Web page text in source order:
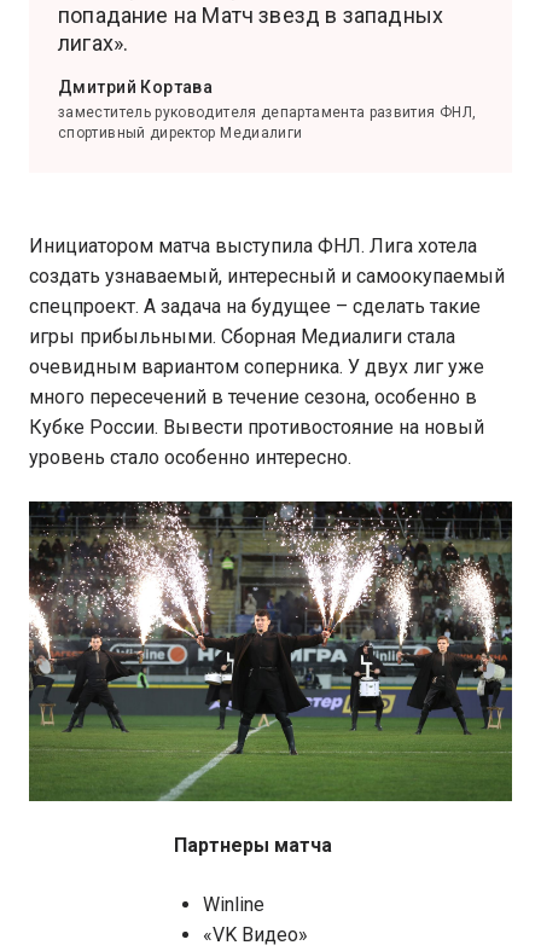
попадание на Матч звезд в западных
лигах».
Дмитрий Кортава
заместитель руководителя департамента развития ФНЛ,
спортивный директор Медиалиги
Инициатором матча выступила ФНЛ. Лига хотела
создать узнаваемый, интересный и самоокупаемый
спецпроект. А задача на будущее – сделать такие
игры прибыльными. Сборная Медиалиги стала
очевидным вариантом соперника. У двух лиг уже
много пересечений в течение сезона, особенно в
Кубке России. Вывести противостояние на новый
уровень стало особенно интересно.
Партнеры матча
Winline
«VK Видео»